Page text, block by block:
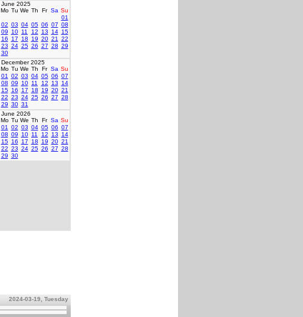
June 2025
Mo Tu We Th Fr Sa Su
01
02 03 04 05 06 07 08
09
10 11 12 13 14 15
16
17 18 19 20 21
22
23 24 25 26 27 28 29
30
December 2025
Mo Tu We Th Fr Sa Su
01
02 03 04 05 06 07
08 09 10 11 12 13
14
15 16 17 18 19 20 21
22 23 24 25 26 27 28
29 30 31
June 2026
Mo Tu We Th Fr Sa Su
01
02 03 04 05 06 07
08 09 10 11 12 13
14
15 16 17 18 19 20 21
22 23 24 25 26 27 28
29 30
2024-03-19, Tuesday